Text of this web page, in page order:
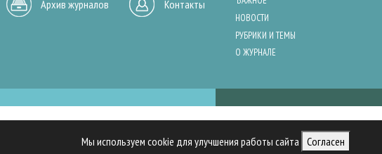
Мы используем cookie для улучшения работы сайта Согласен
Архив журналов Контакты
НОВОСТИ
РУБРИКИ И ТЕМЫ
О ЖУРНАЛЕ
работы нашего сайта, анализа трафика и персонализации контента. Cookies